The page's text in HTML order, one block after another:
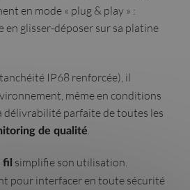
en mode « plug & play » :
en glisser-déposer sur sa platine
IP68 renforcée), il
même en conditions
délivrabilité parfaite de toutes les
de qualité.
simplifie son utilisation.
pour interfacer en toute sécurité